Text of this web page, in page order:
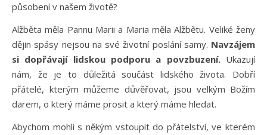
působení v našem životě?
Alžběta měla Pannu Marii a Maria měla Alžbětu. Veliké ženy
dějin spásy nejsou na své životní poslání samy. Navzájem
si dopřávají lidskou podporu a povzbuzení.Ukazují
nám, že je to důležitá součást lidského života. Dobří
přátelé, kterým můžeme důvěřovat, jsou velkým Božím
darem, o který máme prosit a který máme hledat.
Abychom mohli s někým vstoupit do přátelství, ve kterém